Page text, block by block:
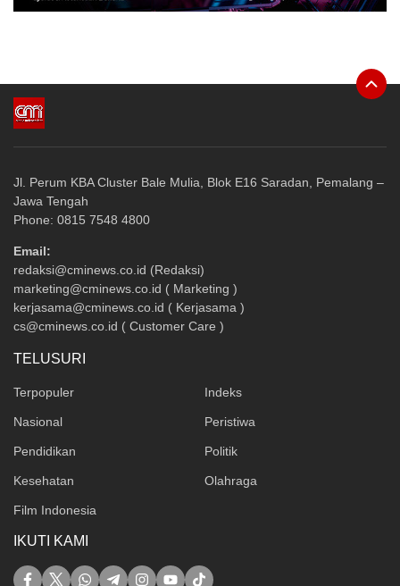
Jl. Perum KBA Cluster Bale Mulia, Blok E16 Saradan, Pemalang –
Jawa Tengah
Phone: 0815 7548 4800
Email:
redaksi@cminews.co.id (Redaksi)
marketing@cminews.co.id ( Marketing )
kerjasama@cminews.co.id ( Kerjasama )
cs@cminews.co.id ( Customer Care )
TELUSURI
Terpopuler Indeks
Nasional Peristiwa
Pendidikan Politik
Kesehatan Olahraga
Film Indonesia
IKUTI KAMI